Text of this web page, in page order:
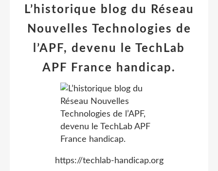
L’historique blog du Réseau
Nouvelles Technologies de
l’APF, devenu le TechLab
APF France handicap.
https://techlab-handicap.org